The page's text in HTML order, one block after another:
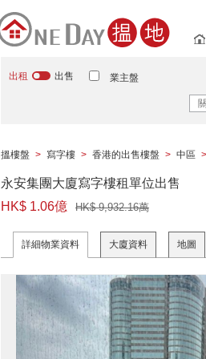
出租 出售 業主盤
搵樓盤 > 寫字樓 > 香港的出售樓盤 > 中區 >
永安集團大廈寫字樓租單位出售
HK$ 1.06億
HK$ 9,932.16萬
詳細物業資料 大廈資料 地圖